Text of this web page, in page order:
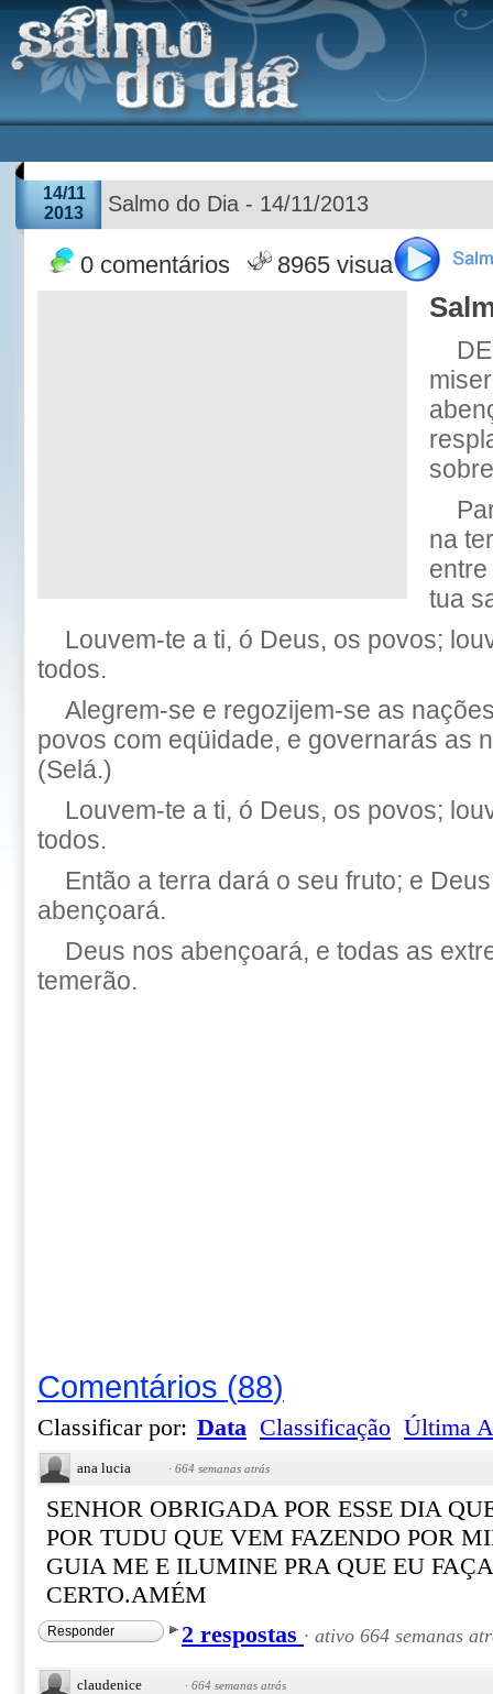
14/11
2013
Salmo do Dia - 14/11/2013
0 comentários 8965 visualizações
na
tua
Louvem-te a ti, ó Deus, os povos;
todos.
Alegrem-se e regozijem-se as
povos com eqüidade, e governarás as
(Selá.)
Louvem-te a ti, ó Deus, os povos;
todos.
Então a terra dará o seu fruto; e
abençoará.
Deus nos abençoará, e todas as
temerão.
Comentários (88)
Classificar por: Data Classificação Última
ana lucia · 664 semanas atrás
SENHOR OBRIGADA POR ESSE DIA
POR TUDU QUE VEM FAZENDO POR
GUIA ME E ILUMINE PRA QUE EU
CERTO.AMÉM
Responder 2 respostas · ativo 664 semanas
claudenice · 664 semanas atrás